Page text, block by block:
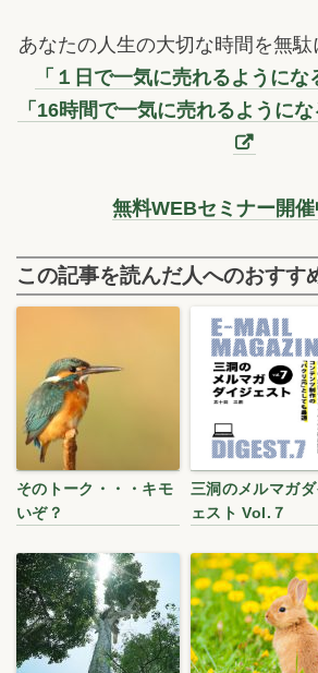
あなたの人生の大切な時間を無駄
「１日で一気に売れるようにな
「16時間で一気に売れるようにな
無料WEBセミナー開催
この記事を読んだ人へのおすす
そのトーク・・・キモ
いぞ？
三洞のメルマガ
ェスト Vol.７